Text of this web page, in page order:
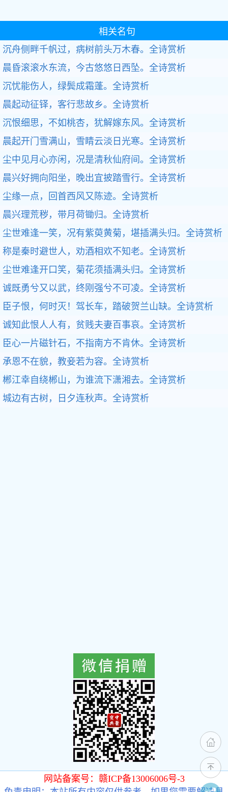
相关名句
沉舟侧畔千帆过，病树前头万木春。 全诗赏析
晨昏滚滚水东流，今古悠悠日西坠。 全诗赏析
沉忧能伤人，绿鬓成霜蓬。 全诗赏析
晨起动征铎，客行悲故乡。 全诗赏析
沉恨细思，不如桃杏，犹解嫁东风。 全诗赏析
晨起开门雪满山，雪睛云淡日光寒。 全诗赏析
尘中见月心亦闲，况是清秋仙府间。 全诗赏析
晨兴好拥向阳坐，晚出宜披踏雪行。 全诗赏析
尘缘一点，回首西风又陈迹。 全诗赏析
晨兴理荒秽，带月荷锄归。 全诗赏析
尘世难逢一笑，况有紫萸黄菊，堪插满头归。 全诗赏析
称是秦时避世人，劝酒相欢不知老。 全诗赏析
尘世难逢开口笑，菊花须插满头归。 全诗赏析
诚既勇兮又以武，终刚强兮不可凌。 全诗赏析
臣子恨，何时灭！驾长车，踏破贺兰山缺。 全诗赏析
诚知此恨人人有，贫贱夫妻百事哀。 全诗赏析
臣心一片磁针石，不指南方不肯休。 全诗赏析
承恩不在貌，教妾若为容。 全诗赏析
郴江幸自绕郴山，为谁流下潇湘去。 全诗赏析
城边有古树，日夕连秋声。 全诗赏析
网站备案号：赣ICP备13006006号-3